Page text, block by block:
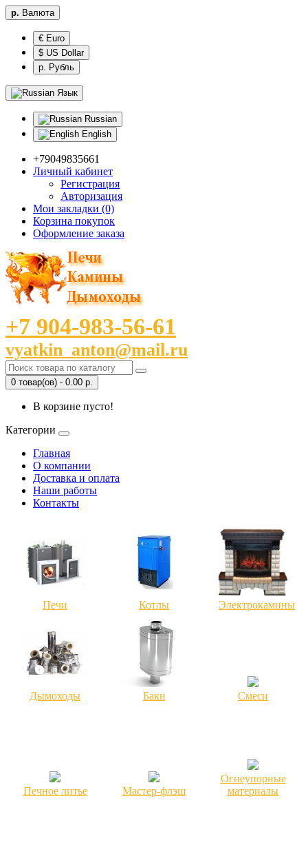
р. Валюта
€ Euro
$ US Dollar
р. Рубль
Язык
Russian
English
+79049835661
Личный кабинет
Регистрация
Авторизация
Мои закладки (0)
Корзина покупок
Оформление заказа
+7 904-983-56-61
vyatkin_anton@mail.ru
0 товар(ов) - 0.00 р.
В корзине пусто!
Категории
Главная
О компании
Доставка и оплата
Наши работы
Контакты
Печи Котлы Электрокамины
Дымоходы Баки Смеси
Печное литье Мастер-флэш
Огнеупорные
материалы